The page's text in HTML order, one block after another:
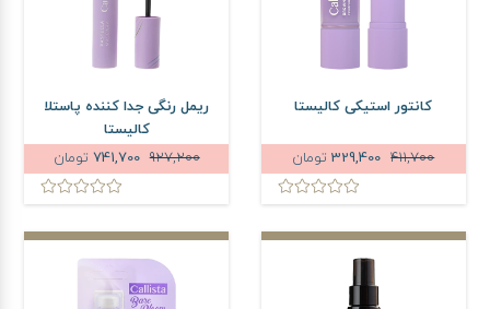
کانتور استیکی کالیستا
411,700 تومان
ریمل رنگی جدا کننده پاستلا
کالیستا
927,200
741,700 تومان